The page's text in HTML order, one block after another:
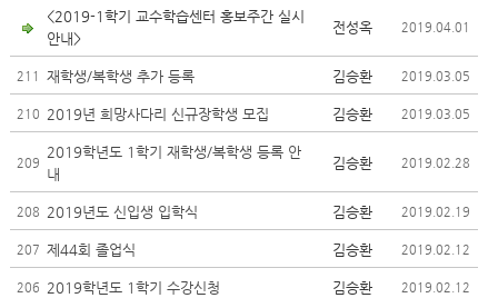
<2019-1학기 교수학습센터 홍보주간 실시
안내>
전성옥 2019.04.01
211 재학생/복학생 추가 등록 김승환 2019.03.05
210 2019년 희망사다리 신규장학생 모집 김승환 2019.03.05
209
2019학년도 1학기 재학생/복학생 등록 안
내
김승환 2019.02.28
208 2019년도 신입생 입학식 김승환 2019.02.19
207 제44회 졸업식 김승환 2019.02.12
206 2019학년도 1학기 수강신청 김승환 2019.02.12